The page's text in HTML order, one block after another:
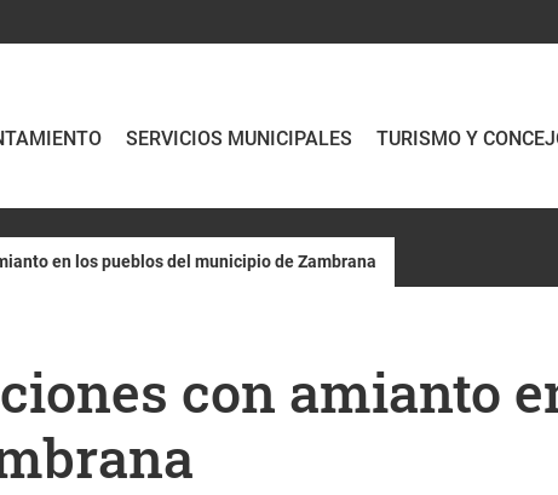
SERVICIOS MUNICIPALES TURISMO Y
en los pueblos del municipio de Zambrana
con amianto